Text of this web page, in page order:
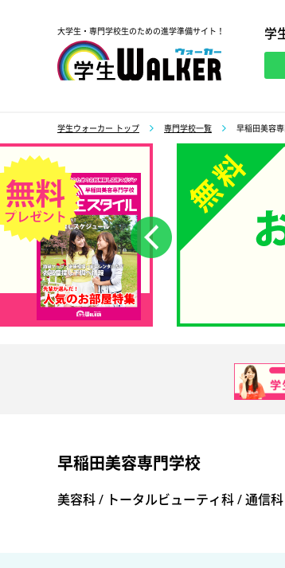
大学生・専門学校生のための進学準備サイト！ 学
学生ウォーカー トップ 専門学校一覧 早稲田美容
前へ
早稲田美容専門学校
美容科 / トータルビューティ科 / 通信科